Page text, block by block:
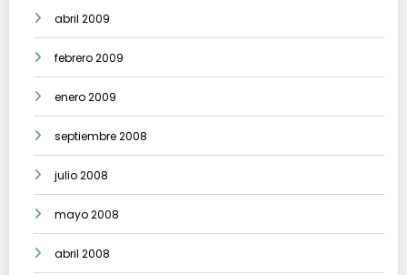
abril 2009
febrero 2009
enero 2009
septiembre 2008
julio 2008
mayo 2008
abril 2008